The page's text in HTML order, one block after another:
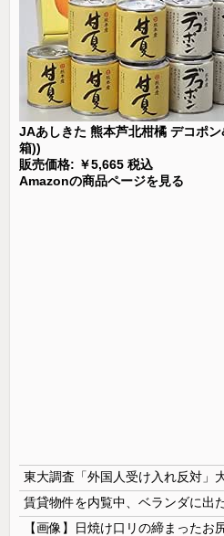
JAあしきた 熊本芦北柑橘 デコポ
箱))
販売価格: ￥5,665 税込
Amazonの商品ページを見る
【画像】日焼け口リの締まったお